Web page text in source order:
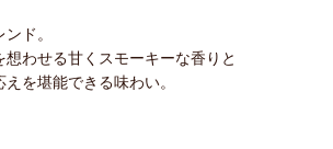
ド。
わせる甘くスモーキーな香りと
を堪能できる味わい。